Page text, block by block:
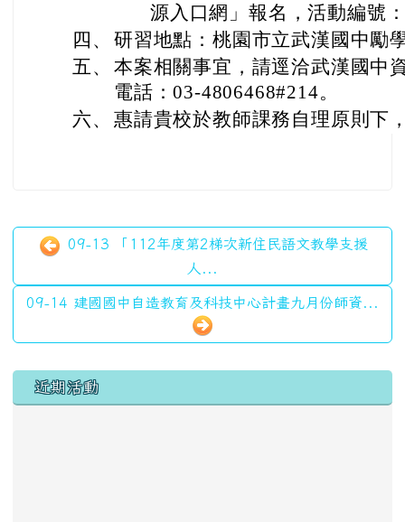
源入口網」報名，活動編號
四、 研習地點：桃園市立武漢國中勵
五、 本案相關事宜，請逕洽武漢國中
電話：03-4806468#214。
六、 惠請貴校於教師課務自理原則下
09-13 「112年度第2梯次新住民語文教學支援
人...
09-14 建國國中自造教育及科技中心計畫九月份師資...
左邊區域內容
近期活動